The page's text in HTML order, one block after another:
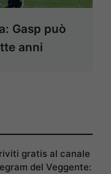
Gasp può
anni
gratis al canale
del Veggente: